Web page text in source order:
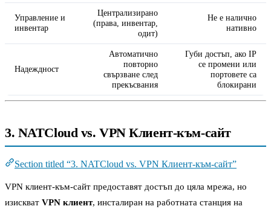
Управление и
инвентар
Централизирано
(права, инвентар,
одит)
Не е налично
нативно
Надеждност
Автоматично
повторно
свързване след
прекъсвания
Губи достъп, ако IP
се промени или
портовете са
блокирани
3. NATCloud vs. VPN Клиент-към-сайт
Section titled “3. NATCloud vs. VPN Клиент-към-сайт”
VPN клиент-към-сайт предоставят достъп до цяла мрежа, но
изискват VPN клиент, инсталиран на работната станция на